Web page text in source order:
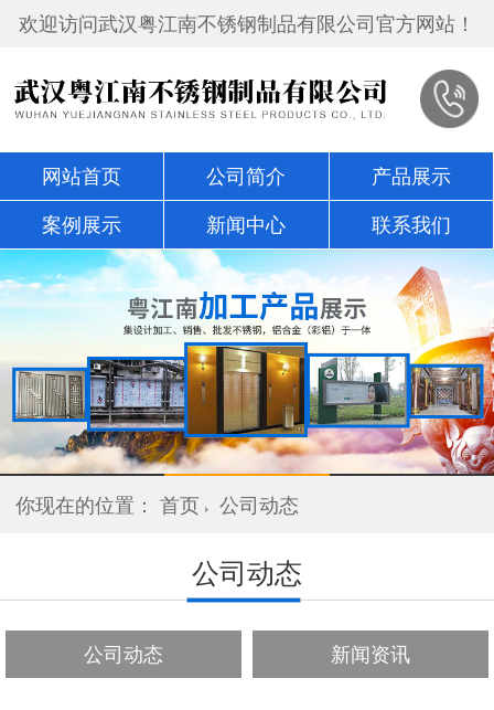
欢迎访问武汉粤江南不锈钢制品有限公司官方网站！
网站首页 公司简介 产品展示
案例展示 新闻中心 联系我们
你现在的位置：首页 公司动态
公司动态
公司动态 新闻资讯